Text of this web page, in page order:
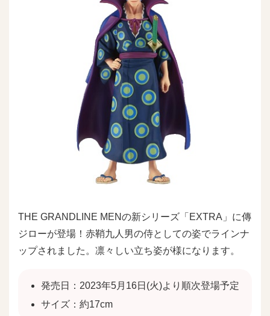
THE GRANDLINE MENの新シリーズ「EXTRA」に傳
ジローが登場！赤鞘九人男の侍としての姿でラインナ
ップされました。凛々しい立ち姿が様になります。
発売日：2023年5月16日(火)より順次登場予定
サイズ：約17cm